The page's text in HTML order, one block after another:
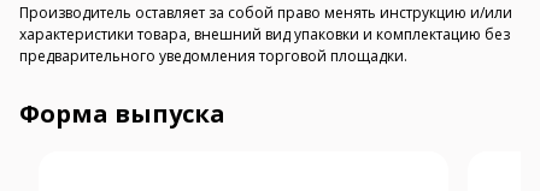
Производитель оставляет за собой право менять инструкцию и/или
характеристики товара, внешний вид упаковки и комплектацию без
предварительного уведомления торговой площадки.
Форма выпуска